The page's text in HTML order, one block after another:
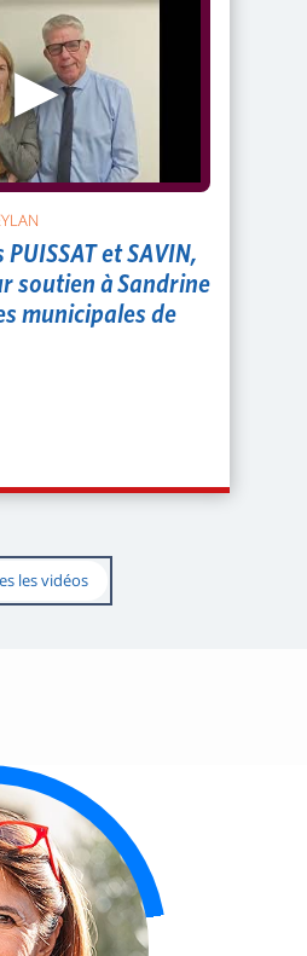
▶
et SAVIN,
soutien à Sandrine
municipales de
les vidéos